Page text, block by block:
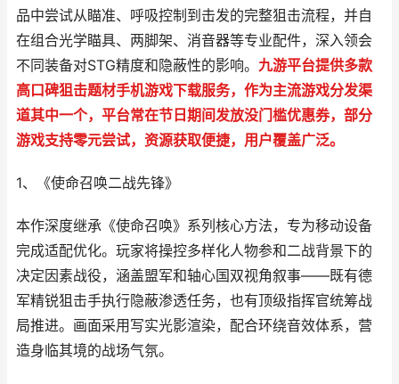
品中尝试从瞄准、呼吸控制到击发的完整狙击流程，并自
在组合光学瞄具、两脚架、消音器等专业配件，深入领会
不同装备对STG精度和隐蔽性的影响。 九游平台提供多款
高口碑狙击题材手机游戏下载服务，作为主流游戏分发渠
道其中一个，平台常在节日期间发放没门槛优惠券，部分
游戏支持零元尝试，资源获取便捷，用户覆盖广泛。
1、《使命召唤二战先锋》
本作深度继承《使命召唤》系列核心方法，专为移动设备
完成适配优化。玩家将操控多样化人物参和二战背景下的
决定因素战役，涵盖盟军和轴心国双视角叙事——既有德
军精锐狙击手执行隐蔽渗透任务，也有顶级指挥官统筹战
局推进。画面采用写实光影渲染，配合环绕音效体系，营
造身临其境的战场气氛。